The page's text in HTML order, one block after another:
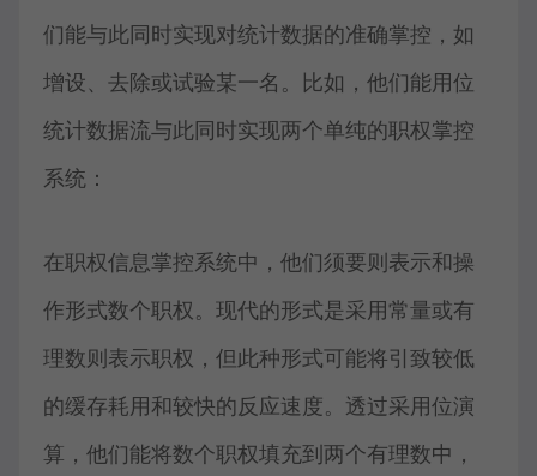
们能与此同时实现对统计数据的准确掌控，如
增设、去除或试验某一名。比如，他们能用位
统计数据流与此同时实现两个单纯的职权掌控
系统：
在职权信息掌控系统中，他们须要则表示和操
作形式数个职权。现代的形式是采用常量或有
理数则表示职权，但此种形式可能将引致较低
的缓存耗用和较快的反应速度。透过采用位演
算，他们能将数个职权填充到两个有理数中，